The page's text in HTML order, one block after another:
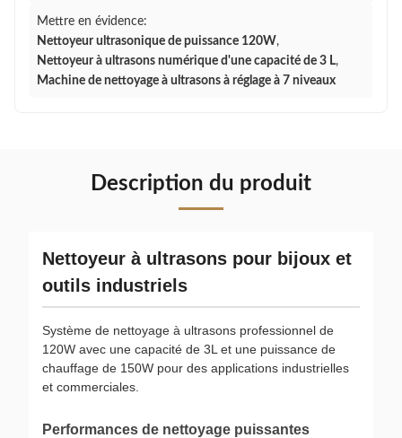
Mettre en évidence:
Nettoyeur ultrasonique de puissance 120W,
Nettoyeur à ultrasons numérique d'une capacité de 3 L,
Machine de nettoyage à ultrasons à réglage à 7 niveaux
Description du produit
Nettoyeur à ultrasons pour bijoux et
outils industriels
Système de nettoyage à ultrasons professionnel de
120W avec une capacité de 3L et une puissance de
chauffage de 150W pour des applications industrielles
et commerciales.
Performances de nettoyage puissantes